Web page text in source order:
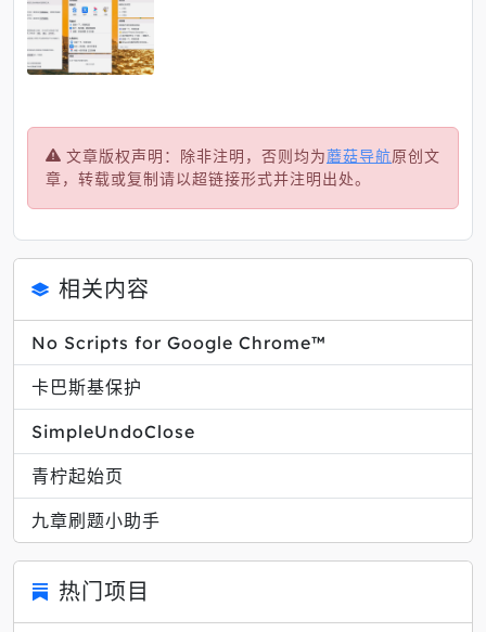
文章版权声明：除非注明，否则均为蘑菇导航原创文
章，转载或复制请以超链接形式并注明出处。
相关内容
No Scripts for Google Chrome™
卡巴斯基保护
SimpleUndoClose
青柠起始页
九章刷题小助手
热门项目